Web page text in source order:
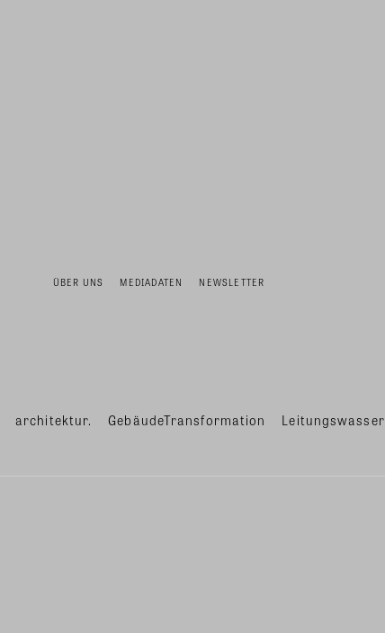
ÜBER UNS MEDIADATEN NEWSLETTER
architektur. GebäudeTransformation Leitungswasser